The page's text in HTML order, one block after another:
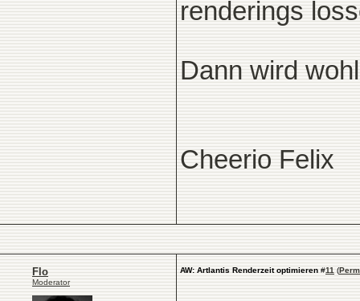
renderings
Dann wird
Cheerio Felix
Flo
Moderator
AW: Artlantis Renderzeit optimieren #11 (